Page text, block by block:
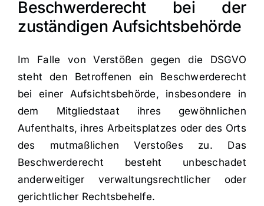
Beschwerderecht bei der
zuständigen Aufsichtsbehörde
Im Falle von Verstößen gegen die DSGVO
steht den Betroffenen ein Beschwerderecht
bei einer Aufsichtsbehörde, insbesondere in
dem Mitgliedstaat ihres gewöhnlichen
Aufenthalts, ihres Arbeitsplatzes oder des Orts
des mutmaßlichen Verstoßes zu. Das
Beschwerderecht besteht unbeschadet
anderweitiger verwaltungsrechtlicher oder
gerichtlicher Rechtsbehelfe.